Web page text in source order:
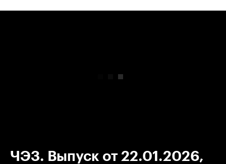
ЧЭЗ. Выпуск от 22.01.2026,